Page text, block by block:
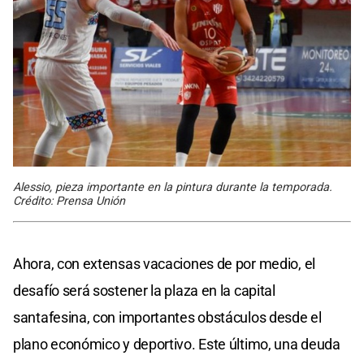
Alessio, pieza importante en la pintura durante la temporada.
Crédito: Prensa Unión
Ahora, con extensas vacaciones de por medio, el
desafío será sostener la plaza en la capital
santafesina, con importantes obstáculos desde el
plano económico y deportivo. Este último, una deuda